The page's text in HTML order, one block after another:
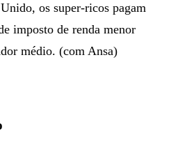
os super-ricos pagam
imposto de renda menor
médio. (com Ansa)